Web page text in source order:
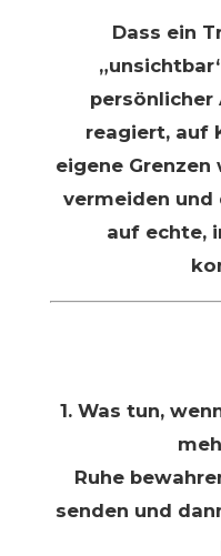
Dass ein
persönlicher
reagiert, auf
eigene Grenzen
vermeiden und
auf echte,
1. Was tun,
Ruhe
senden und